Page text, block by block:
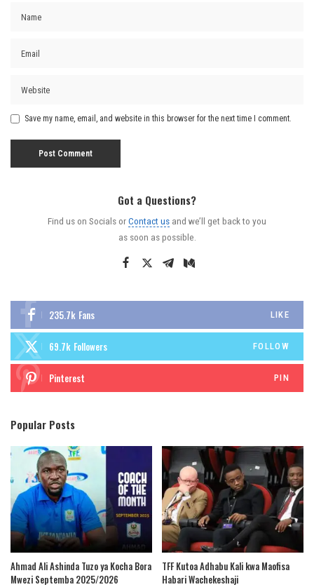
Save my name, email, and website in this browser for the next time I comment.
Got a Questions?
Find us on Socials orContact us and we’ll get back to you
as soon as possible.
235.7k Fans LIKE
69.7k Followers FOLLOW
Pinterest PIN
Popular Posts
Ahmad Ali Ashinda Tuzo ya Kocha Bora
Mwezi Septemba 2025/2026
TFF Kutoa Adhabu Kali kwa Maofisa
Habari Wachekeshaji